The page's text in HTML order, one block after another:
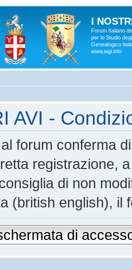
I
Forum Italiano
per lo Studio
Genealogico
www.iagi.info
AVI -
forum conferma
registrazione,
di non
(british english), il
di